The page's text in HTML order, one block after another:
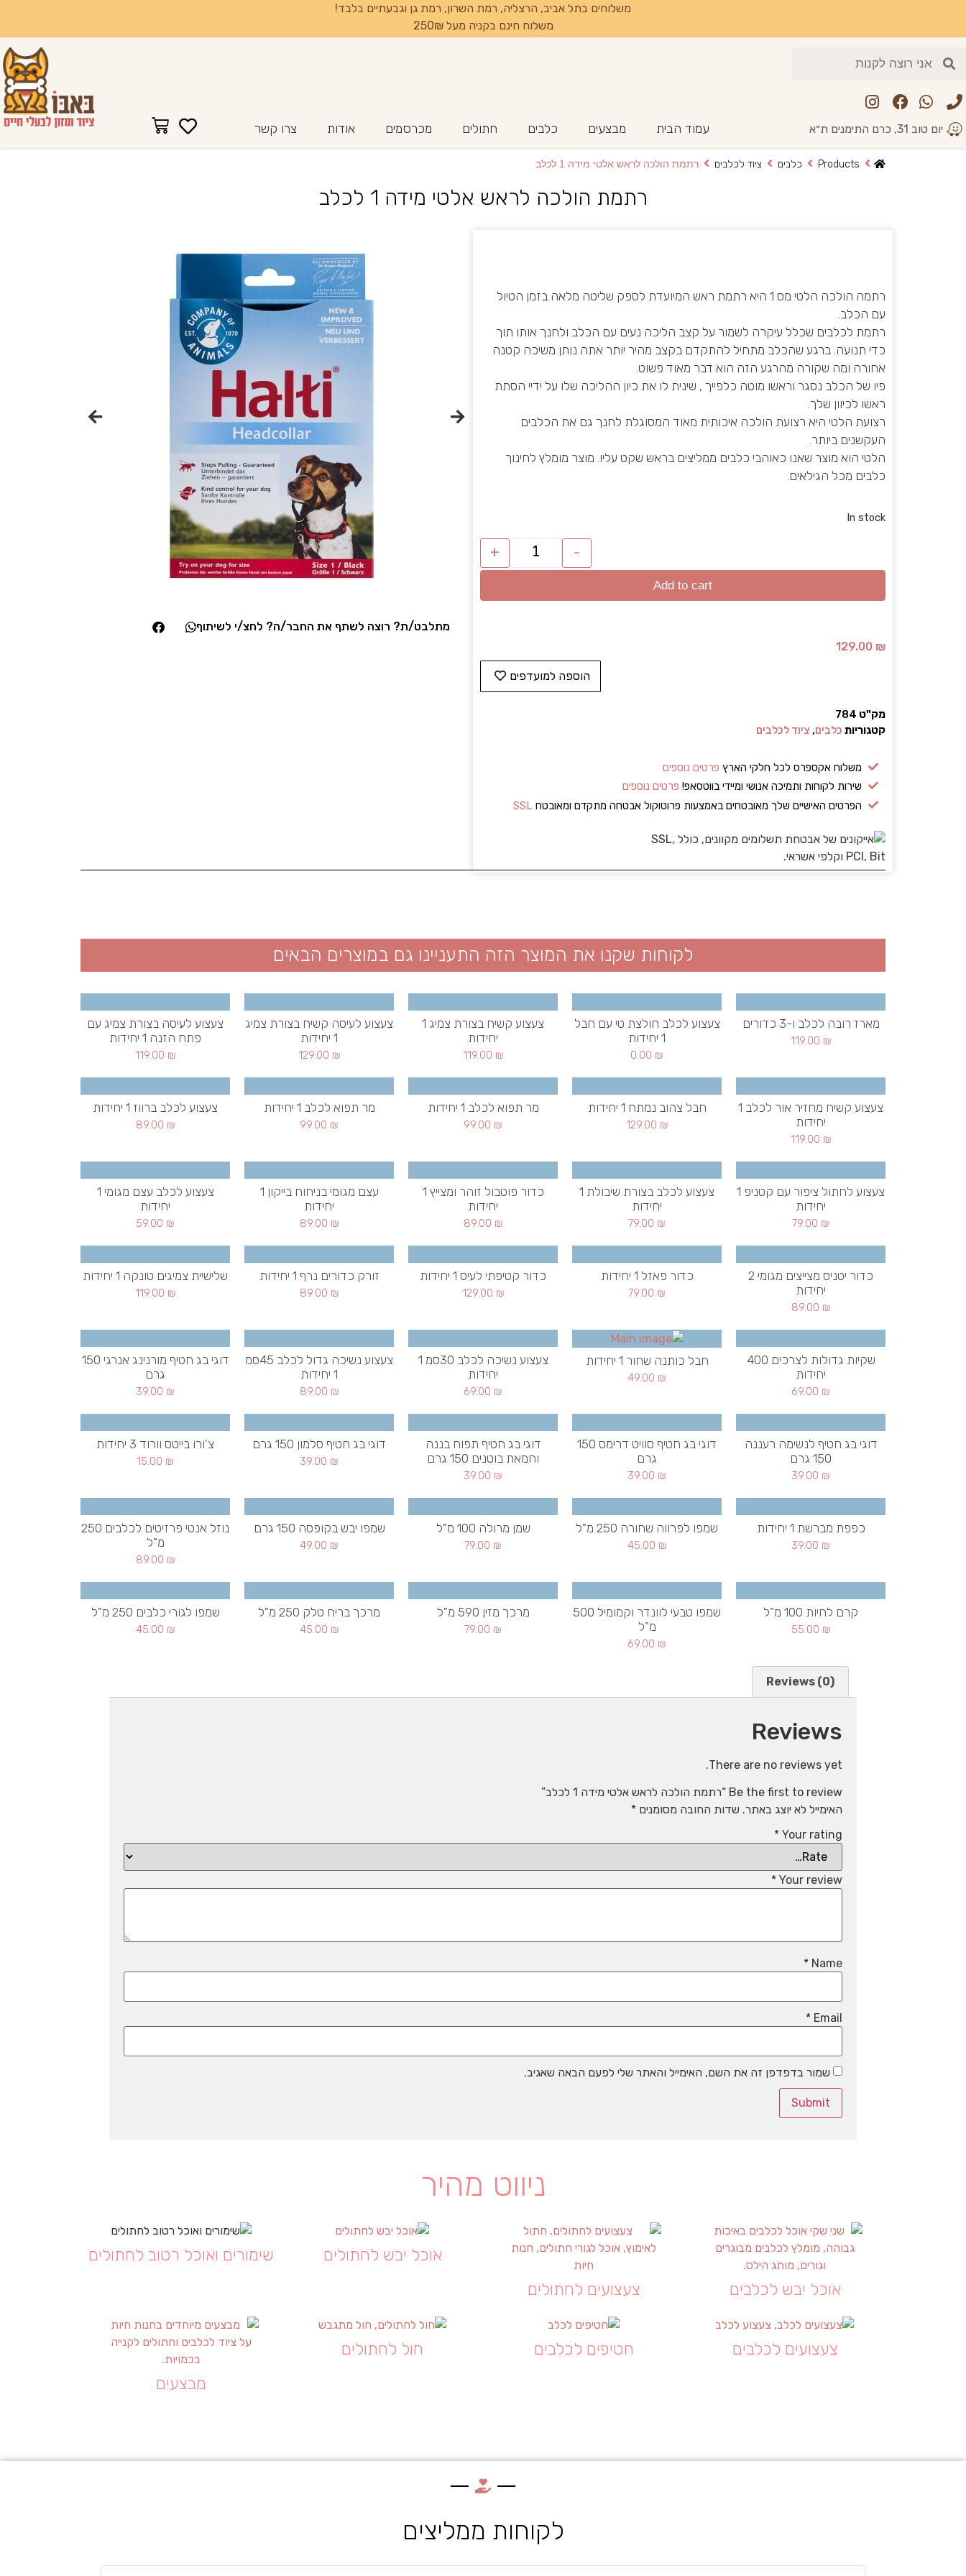
משלוחים בתל אביב, הרצליה, רמת השרון, רמת גן וגבעתיים בלבד!
משלוח חינם בקניה מעל 250₪
יום טוב 31, כרם התימנים ת״א עמוד הבית מבצעים כלבים חתולים מכרסמים אודות צרו קשר
Products כלבים ציוד לכלבים רתמת הולכה לראש אלטי מידה 1 לכלב
רתמת הולכה לראש אלטי מידה 1 לכלב
רתמה הולכה הלטי מס 1 היא רתמת ראש המיועדת לספק שליטה מלאה בזמן הטיול
עם הכלב.
רתמת לכלבים שכלל עיקרה לשמור על קצב הליכה נעים עם הכלב ולחנך אותו תוך
כדי תנועה. ברגע שהכלב מתחיל להתקדם בקצב מהיר יותר אתה נותן משיכה קטנה
אחורה ומה שקורה מהרגע הזה הוא דבר מאוד פשוט.
פיו של הכלב נסגר וראשו מוטה כלפייך , שינית לו את כיון ההליכה שלו על ידיי הסתת
ראשו לכיוון שלך.
רצועת הלטי היא רצועת הולכה איכותית מאוד המסוגלת לחנך גם את הכלבים
העקשנים ביותר.
הלטי הוא מוצר שאנו כאוהבי כלבים ממליצים בראש שקט עליו. מוצר מומלץ לחינוך
כלבים מכל הגילאים.
In stock
-
+
Add to cart
129.00 ₪
הוספה למועדפים
מק"ט 784
קטגוריות כלבים, ציוד לכלבים
משלוח אקספרס לכל חלקי הארץ פרטים נוספים
שירות לקוחות ותמיכה אנושי ומיידי בווטסאפ! פרטים נוספים
הפרטים האישיים שלך מאובטחים באמצעות פרוטוקול אבטחה מתקדם ומאובטח SSL
מתלבט/ת? רוצה לשתף את החבר/ה? לחצ/י לשיתוף:
לקוחות שקנו את המוצר הזה התעניינו גם במוצרים הבאים
מארז רובה לכלב ו-3 כדורים
119.00 ₪
צעצוע לכלב חולצת טי עם חבל
1 יחידות
0.00 ₪
צעצוע קשיח בצורת צמיג 1
יחידות
119.00 ₪
צעצוע לעיסה קשיח בצורת צמיג
1 יחידות
129.00 ₪
צעצוע לעיסה בצורת צמיג עם
פתח הזנה 1 יחידות
119.00 ₪
צעצוע קשיח מחזיר אור לכלב 1
יחידות
119.00 ₪
חבל צהוב נמתח 1 יחידות
129.00 ₪
מר תפוא לכלב 1 יחידות
99.00 ₪
מר תפוא לכלב 1 יחידות
99.00 ₪
צעצוע לכלב ברווז 1 יחידות
89.00 ₪
צעצוע לחתול ציפור עם קטניפ 1
יחידות
79.00 ₪
צעצוע לכלב בצורת שיבולת 1
יחידות
79.00 ₪
כדור פוטבול זוהר ומצייץ 1
יחידות
89.00 ₪
עצם מגומי בניחוח בייקון 1
יחידות
89.00 ₪
צעצוע לכלב עצם מגומי 1
יחידות
59.00 ₪
כדור יטניס מצייצים מגומי 2
יחידות
89.00 ₪
כדור פאזל 1 יחידות
79.00 ₪
כדור קטיפתי לעיס 1 יחידות
129.00 ₪
זורק כדורים נרף 1 יחידות
89.00 ₪
שלישיית צמיגים טונקה 1 יחידות
119.00 ₪
שקיות גדולות לצרכים 400
יחידות
69.00 ₪
חבל כותנה שחור 1 יחידות
49.00 ₪
צעצוע נשיכה לכלב 30סמ 1
יחידות
69.00 ₪
צעצוע נשיכה גדול לכלב 45סמ
1 יחידות
89.00 ₪
דוגי בג חטיף מורנינג אנרגי 150
גרם
39.00 ₪
דוגי בג חטיף לנשימה רעננה
150 גרם
39.00 ₪
דוגי בג חטיף סוויט דרימס 150
גרם
39.00 ₪
דוגי בג חטיף תפוח בננה
וחמאת בוטנים 150 גרם
39.00 ₪
דוגי בג חטיף סלמון 150 גרם
39.00 ₪
צ'ורו בייטס וורוד 3 יחידות
15.00 ₪
כפפת מברשת 1 יחידות
39.00 ₪
שמפו לפרווה שחורה 250 מ"ל
45.00 ₪
שמן מרולה 100 מ"ל
79.00 ₪
שמפו יבש בקופסה 150 גרם
49.00 ₪
נוזל אנטי פרזיטים לכלבים 250
מ"ל
89.00 ₪
קרם לחיות 100 מ"ל
55.00 ₪
שמפו טבעי לוונדר וקמומיל 500
מ"ל
69.00 ₪
מרכך מזין 590 מ"ל
79.00 ₪
מרכך בריח טלק 250 מ"ל
45.00 ₪
שמפו לגורי כלבים 250 מ"ל
45.00 ₪
Reviews (0)
Reviews
There are no reviews yet.
Be the first to review “רתמת הולכה לראש אלטי מידה 1 לכלב”
האימייל לא יוצג באתר. שדות החובה מסומנים *
Your rating
*
Your review
*
Name
*
Email
*
שמור בדפדפן זה את השם, האימייל והאתר שלי לפעם הבאה שאגיב.
ניווט מהיר
אוכל יבש לכלבים צעצועים לחתולים
אוכל יבש לחתולים שימורים ואוכל רטוב לחתולים
צעצועים לכלבים חטיפים לכלבים
חול לחתולים
מבצעים
לקוחות ממליצים